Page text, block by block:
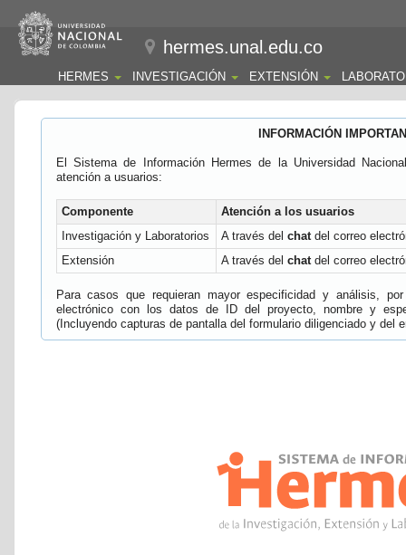
hermes.unal.edu.co
HERMES INVESTIGACIÓN EXTENSIÓN
INFORMACIÓN
El Sistema de Información Hermes de la Universidad
atención a usuarios:
Componente
Atención a los usuarios
Investigación y Laboratorios
A través del chatdel correo
Extensión
A través del chatdel correo
Para casos que requieran mayor especificidad y análisis,
electrónico con los datos de ID del proyecto, nombre y
(Incluyendo capturas de pantalla del formulario diligenciado y del